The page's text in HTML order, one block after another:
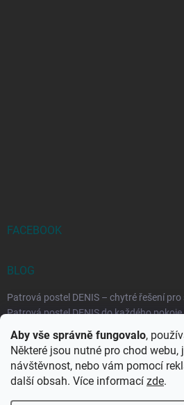
Aby vše správně fungovalo,
Některé jsou nutné pro chod
návštěvnost, nebo vám pomocí
další obsah. Více informací zde.
FACEBOOK
BLOG
Patrová postel DENIS – chytré řešení
Patrová postel DENIS do každého
Rozkládací postele RELAX – ideální
každodenní spaní
Rozkládací postel, která se přizpůsobí